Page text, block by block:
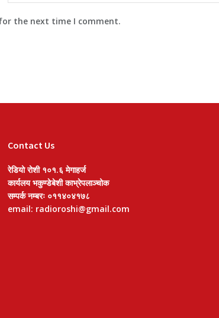
the next time I comment.
Contact Us
रेडियो रोशी १०१.६ मेगाहर्ज
कार्यलय भकुण्डेबेशी काभ्रेपलाञ्चोक
सम्पर्क नम्बरः ०११४०४१७८
email: radioroshi@gmail.com